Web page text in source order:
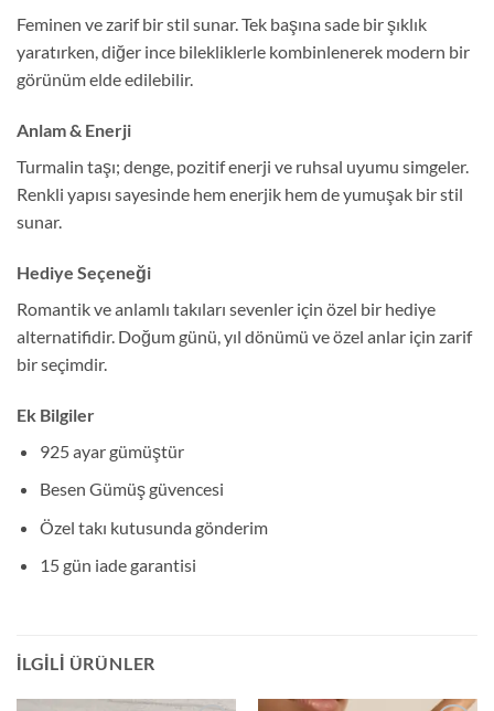
Feminen ve zarif bir stil sunar. Tek başına sade bir şıklık
yaratırken, diğer ince bilekliklerle kombinlenerek modern bir
görünüm elde edilebilir.
Anlam & Enerji
Turmalin taşı; denge, pozitif enerji ve ruhsal uyumu simgeler.
Renkli yapısı sayesinde hem enerjik hem de yumuşak bir stil
sunar.
Hediye Seçeneği
Romantik ve anlamlı takıları sevenler için özel bir hediye
alternatifidir. Doğum günü, yıl dönümü ve özel anlar için zarif
bir seçimdir.
Ek Bilgiler
925 ayar gümüştür
Besen Gümüş güvencesi
Özel takı kutusunda gönderim
15 gün iade garantisi
İLGILI ÜRÜNLER